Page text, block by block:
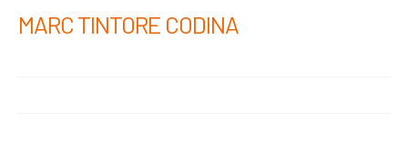
MARC TINTORE CODINA